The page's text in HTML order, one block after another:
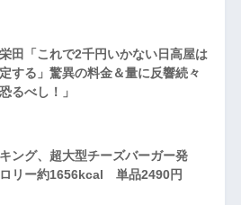
田「これで2千円いかない日高屋は
する」驚異の料金＆量に反響続々
るべし！」
ング、超大型チーズバーガー発
リー約1656kcal 単品2490円